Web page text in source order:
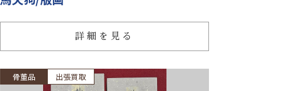
詳細を見る
骨董品 出張買取